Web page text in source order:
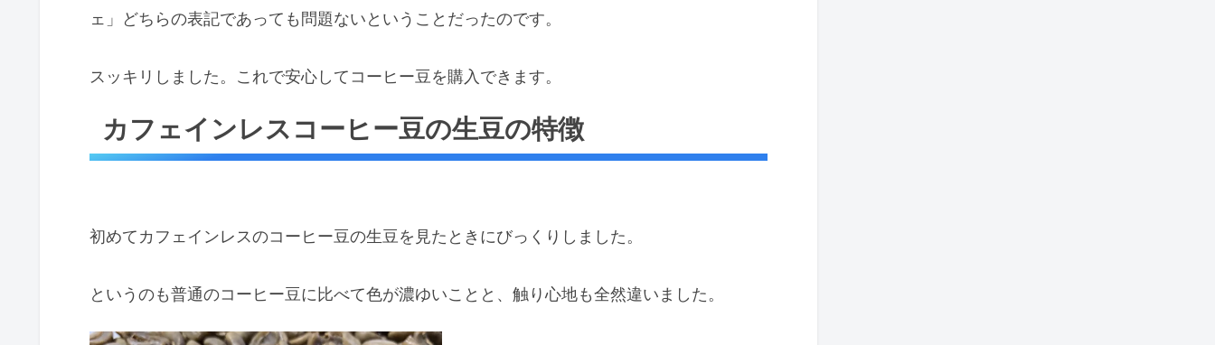
ェ」どちらの表記であっても問題ないということだったのです。
スッキリしました。これで安心してコーヒー豆を購入できます。
カフェインレスコーヒー豆の生豆の特徴
初めてカフェインレスのコーヒー豆の生豆を見たときにびっくりしました。
というのも普通のコーヒー豆に比べて色が濃ゆいことと、触り心地も全然違いました。